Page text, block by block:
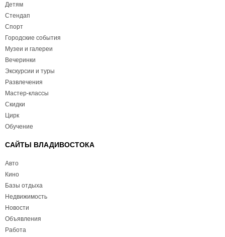
Детям
Стендап
Спорт
Городские события
Музеи и галереи
Вечеринки
Экскурсии и туры
Развлечения
Мастер-классы
Скидки
Цирк
Обучение
САЙТЫ ВЛАДИВОСТОКА
Авто
Кино
Базы отдыха
Недвижимость
Новости
Объявления
Работа